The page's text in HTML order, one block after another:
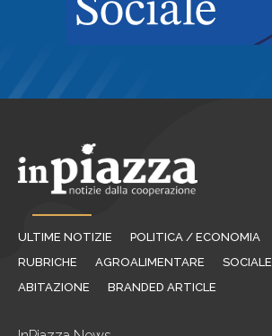
ULTIME NOTIZIE POLITICA / ECONOMIA
RUBRICHE
AGROALIMENTARE SOCIALE
ABITAZIONE
BRANDED ARTICLE